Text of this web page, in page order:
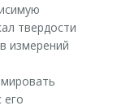
твердости
измерений
его